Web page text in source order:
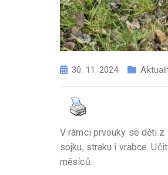
30. 11. 2024
V rámci prvouky se děti z
sojku, straku i vrabce.
měsíců.